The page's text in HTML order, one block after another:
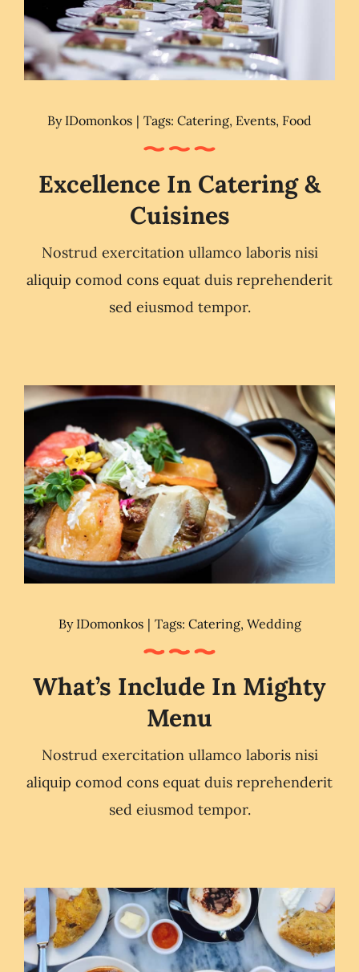
By IDomonkos | Tags: Catering, Events, Food
Excellence In Catering &
Cuisines
Nostrud exercitation ullamco laboris nisi
aliquip comod cons equat duis reprehenderit
sed eiusmod tempor.
By IDomonkos | Tags: Catering, Wedding
What’s Include In Mighty
Menu
Nostrud exercitation ullamco laboris nisi
aliquip comod cons equat duis reprehenderit
sed eiusmod tempor.